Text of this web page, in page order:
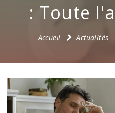
: Toute
Accueil Actualités